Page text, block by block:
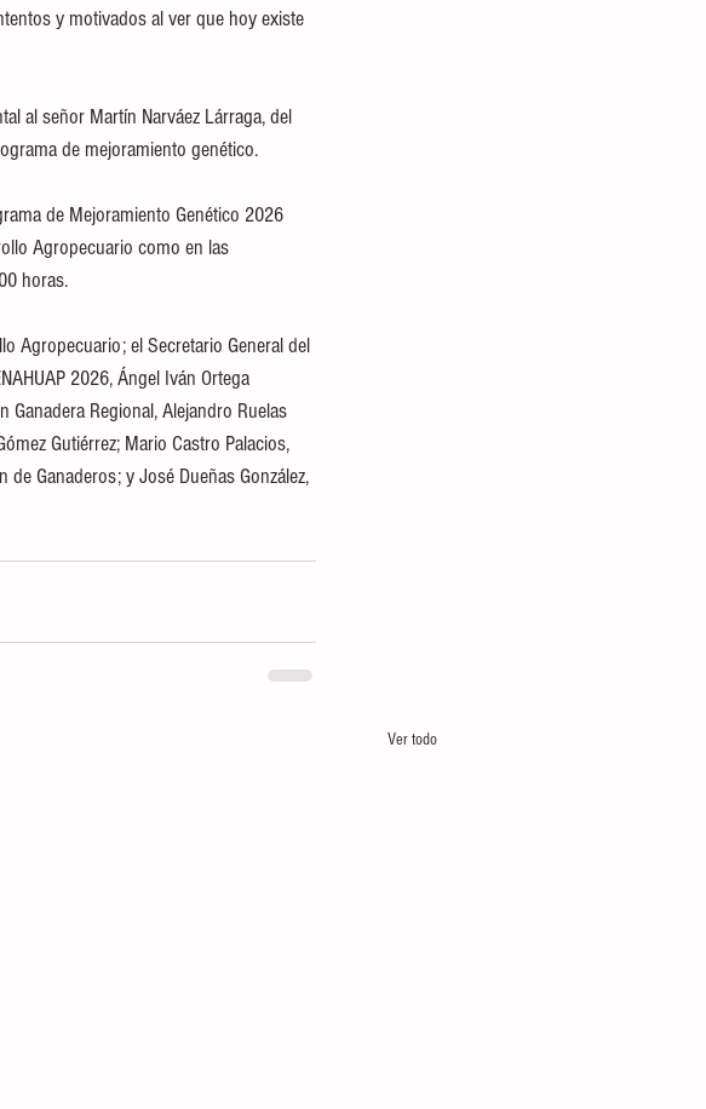
y motivados al ver que hoy existe
al señor Martín Narváez Lárraga, del
de mejoramiento genético.
de Mejoramiento Genético 2026
Agropecuario como en las
horas.
Agropecuario; el Secretario General del
2026, Ángel Iván Ortega
Ganadera Regional, Alejandro Ruelas
Gutiérrez; Mario Castro Palacios,
Ganaderos; y José Dueñas González,
Ver todo